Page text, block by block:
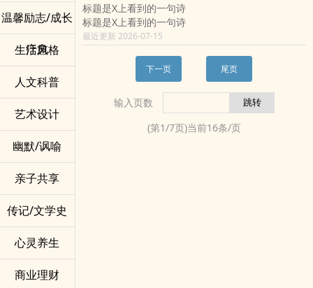
温馨励志/成长
疗愈
生活风格
人文科普
艺术设计
幽默/讽喻
亲子共享
传记/文学史
心灵养生
商业理财
标题是X上看到的一句诗
标题是X上看到的一句诗
最近更新 2026-07-15
下一页 尾页
输入页数
(第1/7页)当前16条/页